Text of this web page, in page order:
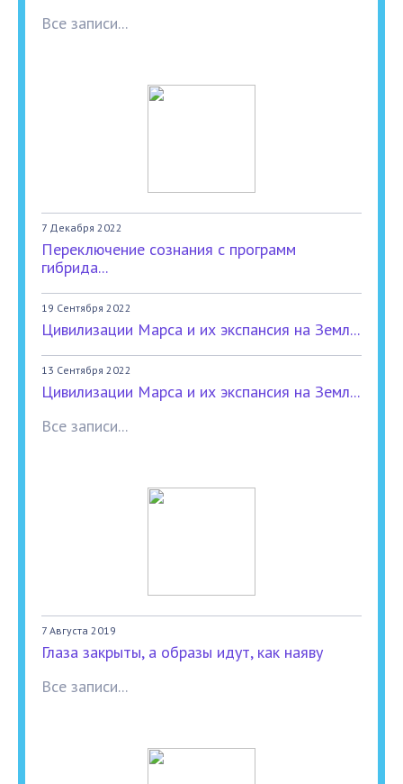
Все записи...
7 Декабря 2022
Переключение сознания с программ
гибрида...
19 Сентября 2022
Цивилизации Марса и их экспансия на Земл...
13 Сентября 2022
Цивилизации Марса и их экспансия на Земл...
Все записи...
7 Августа 2019
Глаза закрыты, а образы идут, как наяву
Все записи...